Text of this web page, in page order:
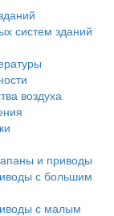
систем зданий
воздуха
и приводы
с большим
с малым